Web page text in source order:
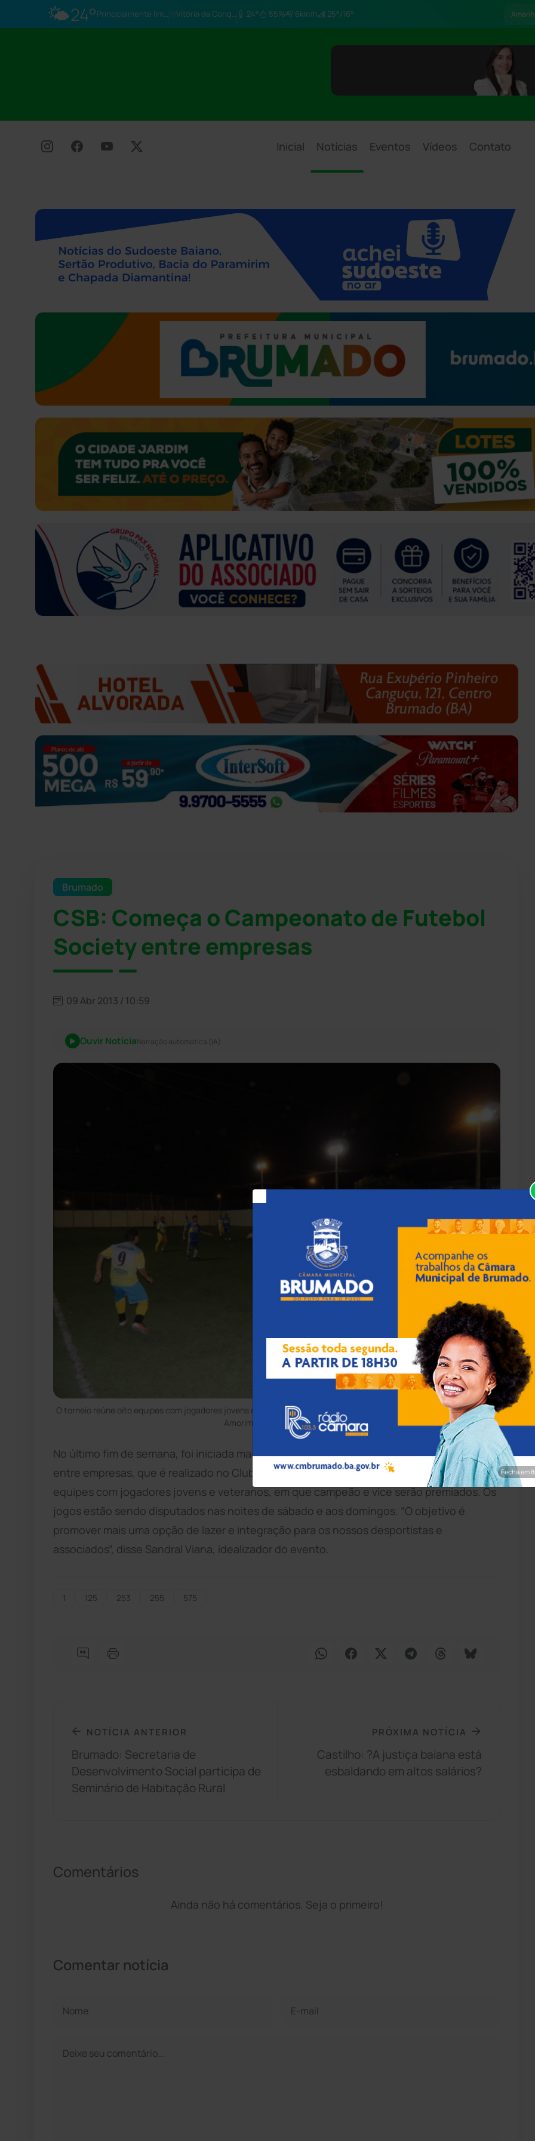
🌤️24° Principalmente limpo Vitória da Conq… 24° 55% 6km/h 25°/16°
Inicial Notícias Eventos Vídeos Contato
Brumado
CSB: Começa o Campeonato de Futebol
Society entre empresas
09 Abr 2013 / 10:59
Ouvir NotíciaNarração automática (IA)
O torneio reúne oito equipes com jogadores jovens e veteranos, em que campeão e vice serão premiados. (Foto: Lay
Amorim/Brumado Notícias).
No último fim de semana, foi iniciada mais uma edição do Campeonato de Futebol Society
entre empresas, que é realizado no Clube Social de Brumado. O torneio reúne oito
equipes com jogadores jovens e veteranos, em que campeão e vice serão premiados. Os
jogos estão sendo disputados nas noites de sábado e aos domingos. “O objetivo é
promover mais uma opção de lazer e integração para os nossos desportistas e
associados”, disse Sandral Viana, idealizador do evento.
1 125 253 255 575
NOTÍCIA ANTERIOR
Brumado: Secretaria de
Desenvolvimento Social participa de
Seminário de Habitação Rural
PRÓXIMA NOTÍCIA
Castilho: ?A justiça baiana está
esbaldando em altos salários?
Comentários
Ainda não há comentários. Seja o primeiro!
Comentar notícia
Fecha em